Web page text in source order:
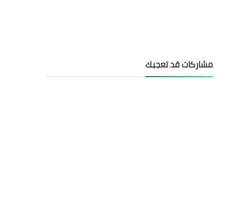
مشاركات قد تعجبك